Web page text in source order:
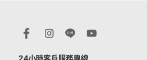
24小時客戶服務專線